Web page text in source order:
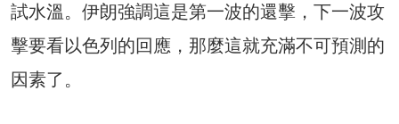
試水溫。伊朗強調這是第一波的還擊，下一波攻
擊要看以色列的回應，那麼這就充滿不可預測的
因素了。